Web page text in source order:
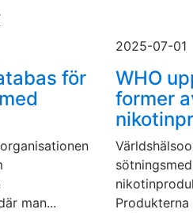
för
man...
2025-07-01
WHO
former